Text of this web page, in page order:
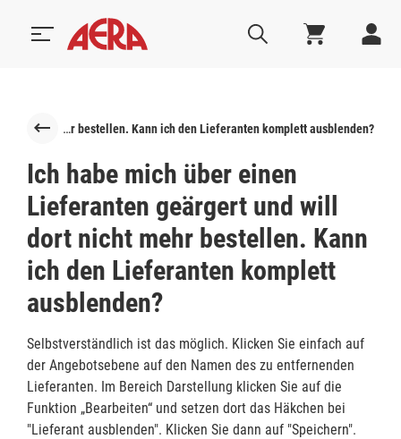
Ich habe mich über einen Lieferanten geärgert und will dort nicht mehr bestellen. Kann ich den Lieferanten komplett ausblenden?‎
Ich habe mich über einen
Lieferanten geärgert und will
dort nicht mehr bestellen. Kann
ich den Lieferanten komplett
ausblenden?
Selbstverständlich ist das möglich. Klicken Sie einfach auf
der Angebotsebene auf den Namen des zu entfernenden
Lieferanten. Im Bereich Darstellung klicken Sie auf die
Funktion „Bearbeiten“ und setzen dort das Häkchen bei
"Lieferant ausblenden". Klicken Sie dann auf "Speichern".